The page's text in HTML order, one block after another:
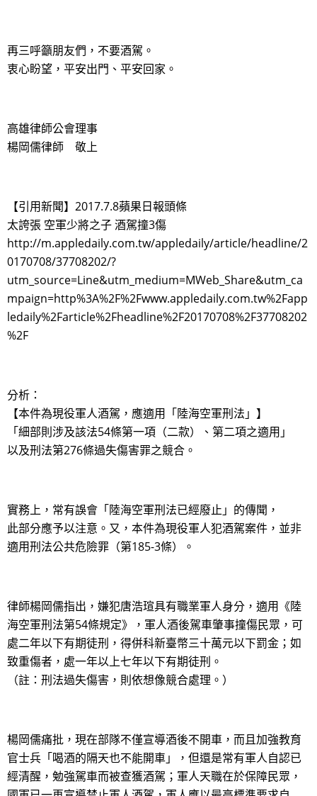
再三呼籲朋友們，不要酒駕。
衷心盼望，平安出門、平安回家。
高雄律師公會理事
楊岡儒律師 敬上
【引用新聞】2017.7.8蘋果日報頭條
太誇張 空軍少將之子 酒駕撞3傷
http://m.appledaily.com.tw/appledaily/article/headline/2
0170708/37708202/?
utm_source=Line&utm_medium=MWeb_Share&utm_ca
mpaign=http%3A%2F%2Fwww.appledaily.com.tw%2Fapp
ledaily%2Farticle%2Fheadline%2F20170708%2F37708202
%2F
分析：
【本件為現役軍人酒駕，應適用「陸海空軍刑法」】
「細部則涉及該法54條第一項（二款）、第二項之適用」
以及刑法第276條過失傷害罪之競合。
實務上，常有誤會「陸海空軍刑法已經廢止」的傳聞，
此部分應予以注意。又，本件為現役軍人犯酒駕案件，並非
適用刑法公共危險罪（第185-3條）。
律師楊岡儒指出，嫌犯唐浩瑄具有職業軍人身分，適用《陸
海空軍刑法第54條規定》，軍人酒後駕車肇事撞傷民眾，可
處二年以下有期徒刑，得併科新臺幣三十萬元以下罰金；如
致重傷者，處一年以上七年以下有期徒刑。
（註：刑法過失傷害，則依想像競合處理。）
楊岡儒痛批，現在部隊不僅宣導酒後不開車，而且加強教育
官士兵「喝酒的隔天也不能開車」，但還是常有軍人自認已
經清醒，勉強駕車而被查獲酒駕；軍人天職在於保障民眾，